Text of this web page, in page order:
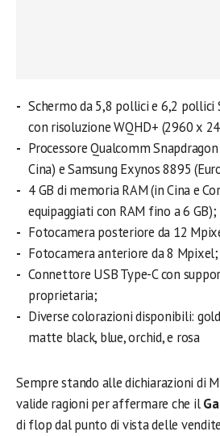
Schermo da 5,8 pollici e 6,2 pollici
con risoluzione WQHD+ (2960 x
Processore Qualcomm
Cina) e Samsung Exynos 8895
4 GB di memoria RAM (in Cina e
equipaggiati con RAM fino a 6 GB);
Fotocamera posteriore da 12
Fotocamera anteriore da 8 Mpixel;
Connettore USB Type-C con
proprietaria;
Diverse colorazioni disponibili:
matte black, blue, orchid, e rosa
Sempre stando alle dichiarazioni di
valide ragioni per affermare che il
di flop dal punto di vista delle